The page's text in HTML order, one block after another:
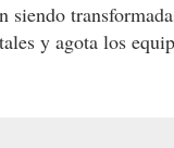
siendo
y agota los